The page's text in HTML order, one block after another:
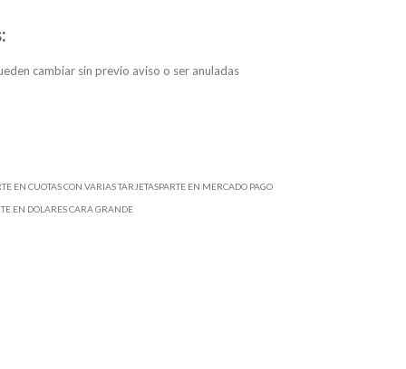
cambiar sin previo aviso o ser anuladas
EN CUOTAS CON VARIAS TARJETASPARTE EN MERCADO PAGO
EN DOLARES CARA GRANDE